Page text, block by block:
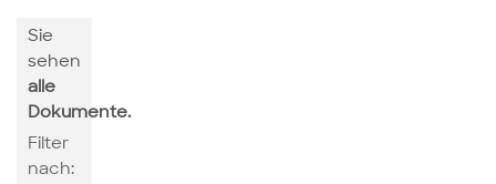
Sie
sehen
alle
Dokumente.
Filter
nach: